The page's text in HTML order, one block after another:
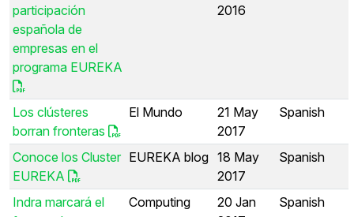
participación
española de
empresas en el
programa EUREKA
2016
Los clústeres
borran fronteras
El Mundo
21 May
2017
Spanish
Conoce los Cluster
EUREKA
EUREKA blog 18 May
2017
Spanish
Indra marcará el
Computing
20 Jan
Spanish